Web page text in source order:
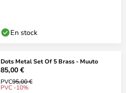
En stock
Dots Metal Set Of 5 Brass - Muuto
85,00 €
PVC95,00 €
PVC -10%